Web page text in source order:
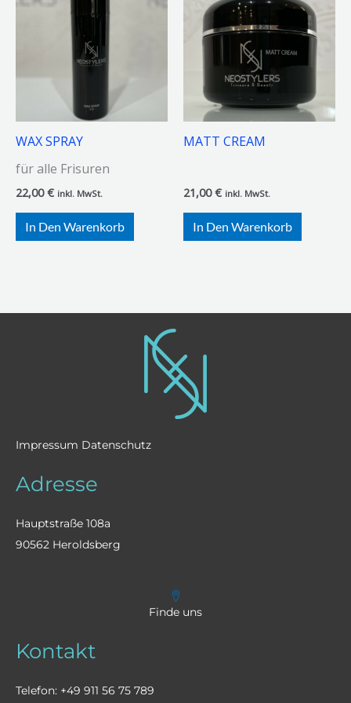
WAX SPRAY
für alle Frisuren
22,00€ inkl. MwSt.
In Den Warenkorb
MATT CREAM
21,00€ inkl. MwSt.
In Den Warenkorb
Impressum Datenschutz
Adresse
Hauptstraße 108a
90562 Heroldsberg
Finde uns
Kontakt
Telefon: +49 911 56 75 789